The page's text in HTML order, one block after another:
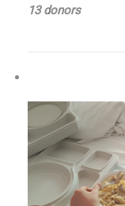
13 donors